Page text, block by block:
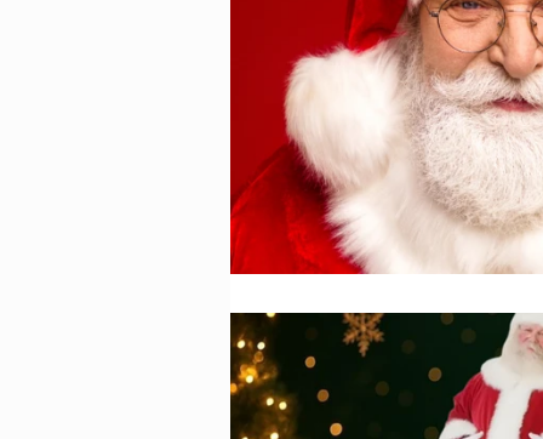
Animazione
stagione estiva
Speciale
feste per